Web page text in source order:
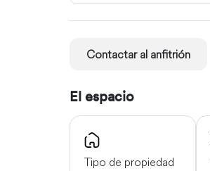
Contactar al anfitrión
El espacio
Tipo de propiedad